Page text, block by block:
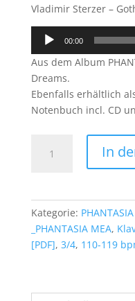
Vladimir Sterzer –
Audio-
Player
00:00
Aus dem Album
Dreams.
Ebenfalls erhältlich
Notenbuch incl. CD
(PDF)
In
Kategorie:
_PHANTASIA MEA,
[PDF], 3/4, 110-119